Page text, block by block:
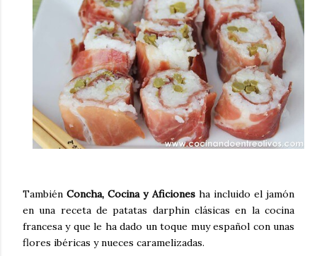
TambiénConcha, Cocina y Aficionesha incluido el jamón
en una receta de patatas darphin clásicas en la cocina
francesa y que le ha dado un toque muy español con unas
flores ibéricas y nueces caramelizadas.